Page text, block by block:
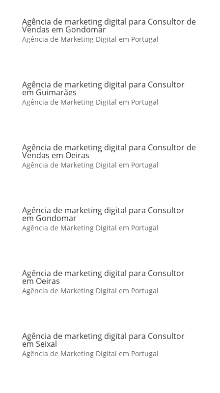
Agência de marketing digital para Consultor de
Vendas em Gondomar
Agência de Marketing Digital em Portugal
Agência de marketing digital para Consultor
em Guimarães
Agência de Marketing Digital em Portugal
Agência de marketing digital para Consultor de
Vendas em Oeiras
Agência de Marketing Digital em Portugal
Agência de marketing digital para Consultor
em Gondomar
Agência de Marketing Digital em Portugal
Agência de marketing digital para Consultor
em Oeiras
Agência de Marketing Digital em Portugal
Agência de marketing digital para Consultor
em Seixal
Agência de Marketing Digital em Portugal